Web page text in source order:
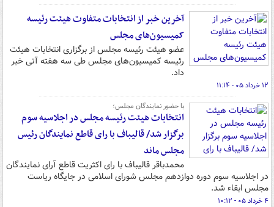
آخرین خبر از انتخابات متفاوت هیئت رئیسه
کمیسیون‌های مجلس
عضو هیئت رئیسه مجلس از برگزاری انتخابات هیئت
رئیسه کمیسیون‌های مجلس طی سه هفته آتی خبر
داد.
۱۲ خرداد ۰۵ - ۱۱:۱۴
با حضور نمایندگان مجلس؛
انتخابات هیئت رئیسه مجلس در اجلاسیه سوم
برگزار شد/ قالیباف با رای قاطع نمایندگان رئیس
مجلس ماند
محمدباقر قالیباف با رای اکثریت قاطع آرای نمایندگان
در اجلاسیه سوم دوره دوازدهم مجلس شورای اسلامی در جایگاه ریاست
مجلس ابقاء شد.
۴ خرداد ۰۵ - ۱۰:۱۲